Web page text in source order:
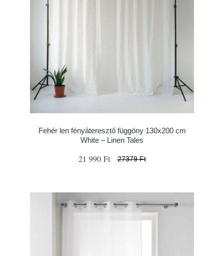
Fehér len fényáteresztő függöny 130x200 cm
White – Linen Tales
21 990 Ft 27379 Ft